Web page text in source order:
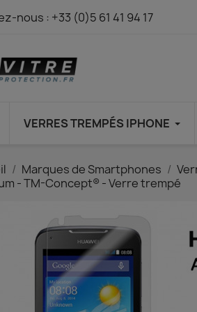
nous : +33 (0)5 61 41 94 17
VERRES TREMPÉS IPHONE
Marques de Smartphones
- TM-Concept® - Verre trempé